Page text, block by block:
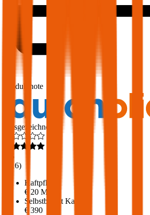
Produktnote
Ausgezeichnet
4,6
216)
Haftpflicht
€ 20 Mio.
Selbstbehalt Kasko
€ 390